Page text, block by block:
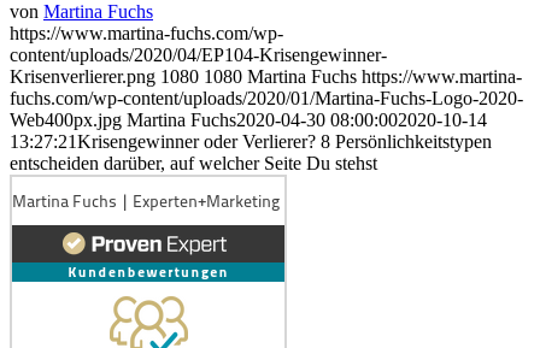
von Martina Fuchs
https://www.martina-fuchs.com/wp-
content/uploads/2020/04/EP104-Krisengewinner-
Krisenverlierer.png 1080 1080 Martina Fuchs https://www.martina-
fuchs.com/wp-content/uploads/2020/01/Martina-Fuchs-Logo-2020-
Web400px.jpg Martina Fuchs2020-04-30 08:00:002020-10-14
13:27:21Krisengewinner oder Verlierer? 8 Persönlichkeitstypen
entscheiden darüber, auf welcher Seite Du stehst